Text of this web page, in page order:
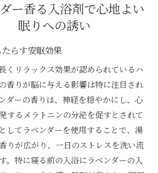
ー香る入浴剤で心地よい
眠りへの誘い
らす安眠効果
くリラックス効果が認められているハ
香りが脳に与える影響は特に注目され
ダーの香りは、神経を穏やかにし、心
するメラトニンの分泌を促すとされて
してラベンダーを使用することで、湯
りが広がり、一日のストレスを洗い流
。特に寝る前の入浴にラベンダーの入